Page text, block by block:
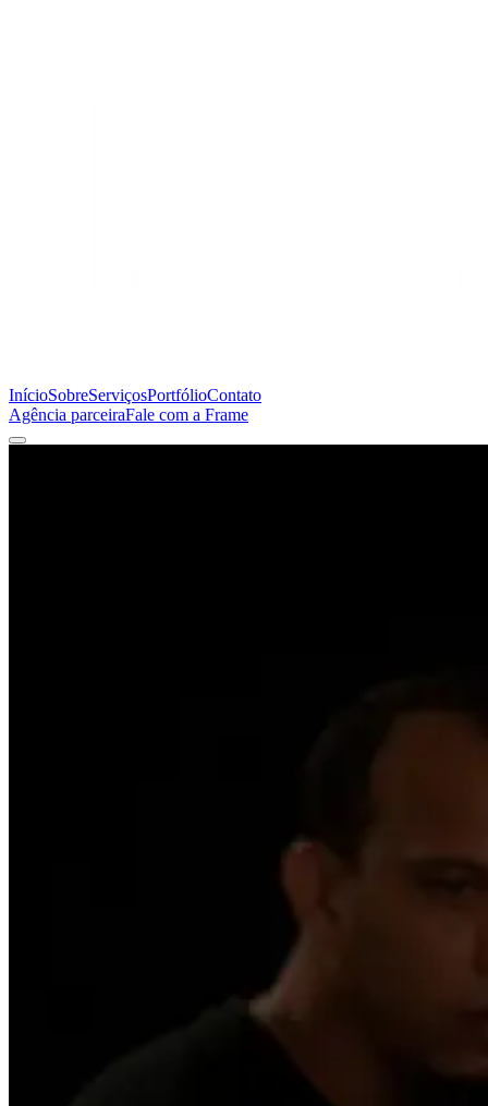
InícioSobreServiçosPortfólioContato
Agência parceiraFale com a Frame